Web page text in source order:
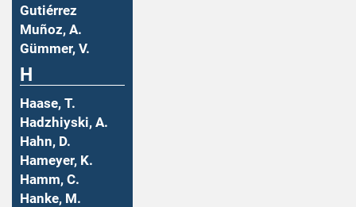
Gutiérrez
Muñoz, A.
Gümmer, V.
H
Haase, T.
Hadzhiyski, A.
Hahn, D.
Hameyer, K.
Hamm, C.
Hanke, M.